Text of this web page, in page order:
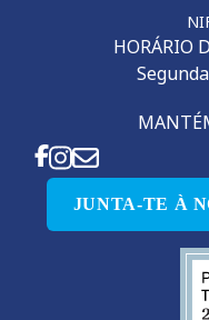
HORÁRIO
JUNTA-TE À